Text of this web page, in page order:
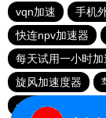
vqn加速
手机
快连npv加速器
每天试用一小时加
旋风加速度器
一元机场